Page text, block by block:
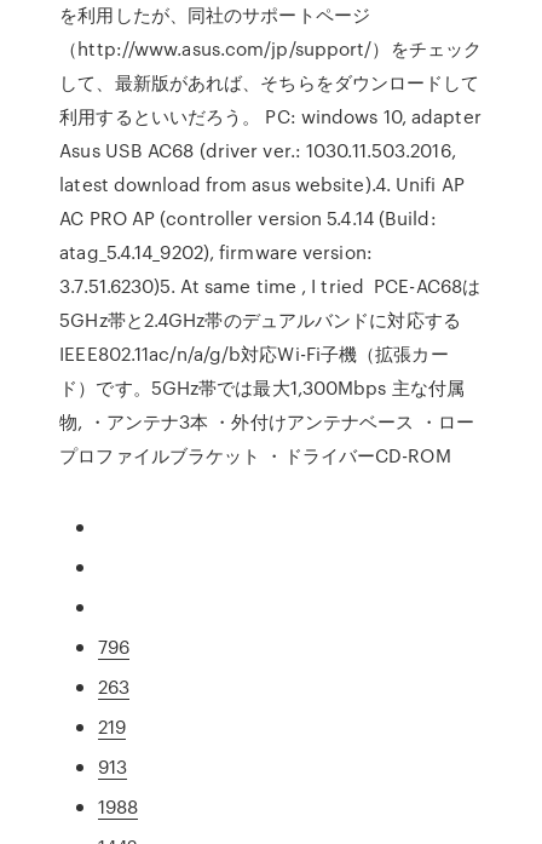
を利用したが、同社のサポートページ
（http://www.asus.com/jp/support/）をチェック
して、最新版があれば、そちらをダウンロードして
利用するといいだろう。 PC: windows 10, adapter
Asus USB AC68 (driver ver.: 1030.11.503.2016,
latest download from asus website).4. Unifi AP
AC PRO AP (controller version 5.4.14 (Build:
atag_5.4.14_9202), firmware version:
3.7.51.6230)5. At same time , I tried PCE-AC68は
5GHz帯と2.4GHz帯のデュアルバンドに対応する
IEEE802.11ac/n/a/g/b対応Wi-Fi子機（拡張カー
ド）です。5GHz帯では最大1,300Mbps 主な付属
物, ・アンテナ3本 ・外付けアンテナベース ・ロー
プロファイルブラケット ・ドライバーCD-ROM
796
263
219
913
1988